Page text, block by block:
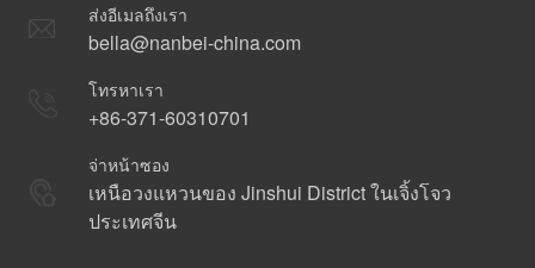
ส่งอีเมลถึงเรา
bella@nanbei-china.com
โทรหาเรา
+86-371-60310701
จ่าหน้าซอง
เหนือวงแหวนของ Jinshui District ในเจิ้งโจว
ประเทศจีน